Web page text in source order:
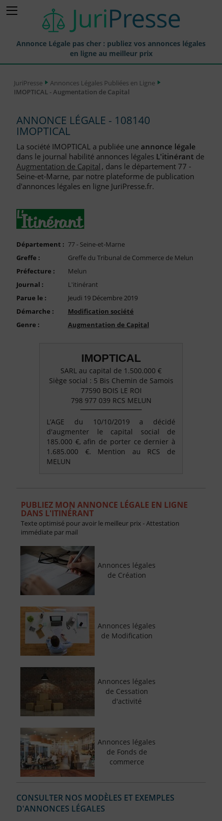
Annonce Légale pas cher : publiez vos annonces légales
en ligne au meilleur prix
Annonces Légales Publiées
Journaux Habilités (JAL) Annonces Légales
Départements pour la Publication d'Annonces Légales
Liste des Greffes
Liste des CCI
Nous Contacter
Compte PRO
JuriPresse
Annonces Légales Publiées en Ligne
IMOPTICAL - Augmentation de Capital
ANNONCE LÉGALE - 108140
IMOPTICAL
La société IMOPTICAL a publiée une annonce légale
dans le journal habilité annonces légales L'itinérantde
Augmentation de Capital, dans le département 77 -
Seine-et-Marne, par notre plateforme de publication
d'annonces légales en ligne JuriPresse.fr.
Département : 77 - Seine-et-Marne
Greffe :
Greffe du Tribunal de Commerce de Melun
Préfecture :
Melun
Journal :
L'itinérant
Parue le :
Jeudi 19 Décembre 2019
Démarche :
Modification société
Genre :
Augmentation de Capital
IMOPTICAL
SARL au capital de 1.500.000 €
Siège social : 5 Bis Chemin de Samois
77590 BOIS LE ROI
798 977 039 RCS MELUN
L’AGE du 10/10/2019 a décidé
d'augmenter le capital social de
185.000 €, afin de porter ce dernier à
1.685.000 €. Mention au RCS de
MELUN
PUBLIEZ MON ANNONCE LÉGALE EN LIGNE
DANS L'ITINÉRANT
Texte optimisé pour avoir le meilleur prix - Attestation
immédiate par mail
Annonces légales
de Création
Annonces légales
de Modification
Annonces légales
de Cessation
d'activité
Annonces légales
de Fonds de
commerce
CONSULTER NOS MODÈLES ET EXEMPLES
D'ANNONCES LÉGALES